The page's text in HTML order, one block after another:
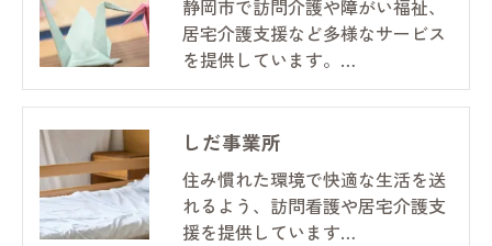
静岡市で訪問介護や障がい福祉、
居宅介護支援など多様なサービス
を提供しています。…
しだ事業所
住み慣れた環境で快適な生活を送
れるよう、訪問看護や居宅介護支
援を提供しています…